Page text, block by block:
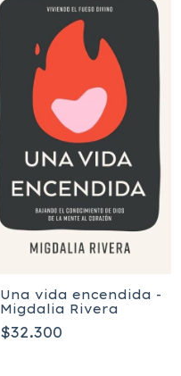
Una vida encendida -
Migdalia Rivera
$32.300